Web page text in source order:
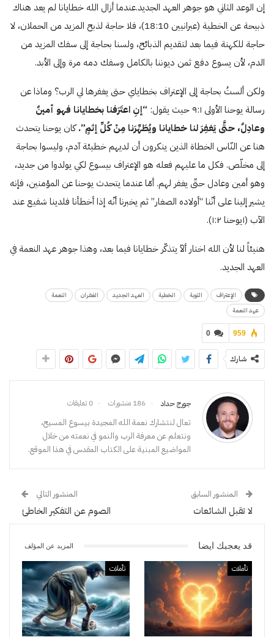
إن الوعد الثاني هو جوهر العهد الجديد.عندما أزال الله خطايانا لم يعد هناك
ذبيحة عن الخطية (عبرانيين 18:10)، فلا حاجة لذبح المزيد من الحملان، لا
حاجة للكهنة فيما بعد لتقديم الذبائح، ولسنا بحاجة إلى سفك المزيد من
الدم، لأن يسوع دفع ثمن ديوننا بالكامل وسفك دمه مرة وإلى الأبد.
ولكن ألستُ بحاجة إلى الإعتراف بخطاياي حتى يغفرها لي الرب؟ وماذا عن
رسالة يوحنا الأولى ۹:١ حيث يقول:
“إنِ اعتَرَفنا بخطايانا فهو أمينٌ
وعادِلٌ، حتَّى يَغفِرَ لنا خطايانا ويُطَهِّرَنا مِنْ كُلِّ إثمٍ”.كان يوحنا يتحدث
هنا عن النّاس الخطاة الذين ينكرون أن لديهم خطيئة آدم، وليسوا بحاجة
إلى مخلّص. فكل ما عليهم فعله هو الإعتراف بيسوع لكي يولدوا من جديد،
وهو أمين وعادل حتّى يغفر لهم. أمّا عندما يتحدث يوحنا عن المؤمنين، فإنه
يشير إلينا على أنّنا “أولاده الصغار” ثم يخبرنا أنّه إذا أخطأنا فلدينا شفيع عند
الآب (١يوحنا ١:۲).
هنيئاً لنا لأن الله اختار ألاّ يتذكّر خطايانا فيما بعد، وهذا جوهر عهد النعمة في
العهد الجديد.
الإعتراف التوبة الخطية العهد الجديد الغفران
النعمة
عهد النعمة
0 959
شارك
جورج حداد 186 منشورات 0 تعليقات
تعال لنتشارك نعمة الله المجيدة بيسوع المسيح،
ونتعلم عن معرفة الرب والنمو في نعمته من خلال
المواضيع المبنية على الكتاب المقدس في هذا الموقع.
المنشور السابق
لا تقبل الشائعات
المنشور التالي
الصوم عن التفكير الخاطئ
قد يعجبك ايضا المزيد عن المؤلف
تأملات تأملات